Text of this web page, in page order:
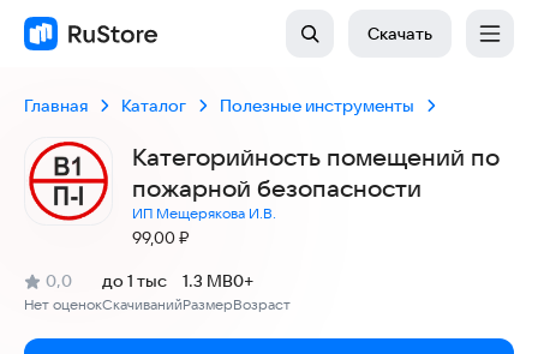
Скачать
Главная Каталог Полезные инструменты
Категорийность помещений по
пожарной безопасности
ИП Мещерякова И.В.
Цена:
99,00₽
Рейтинг:
0,0
(
Нет оценок
)
Скачиваний
до 1 тыс
Размер
1.3 MB
Возраст
0+